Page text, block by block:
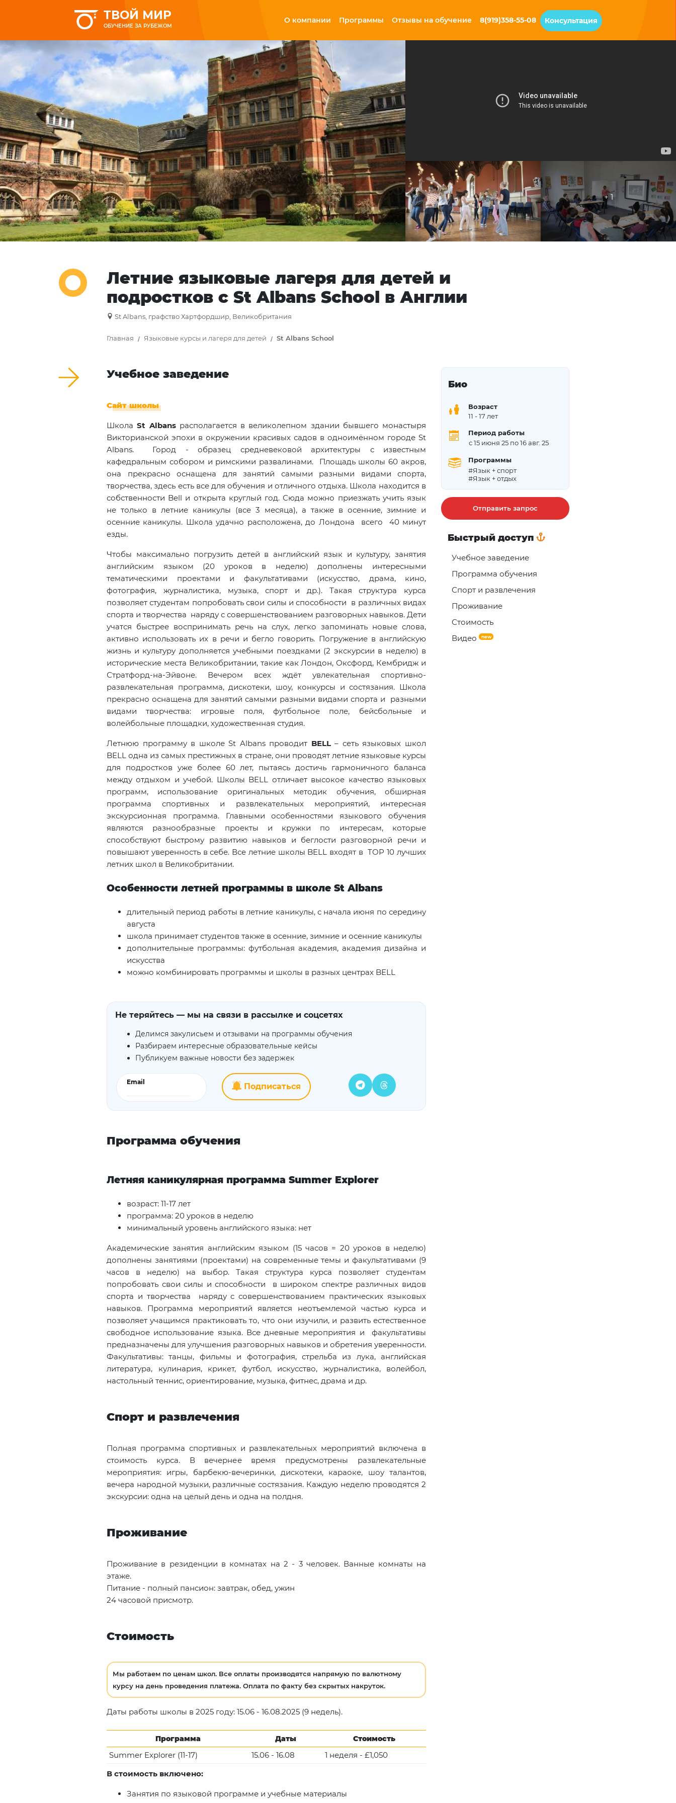
ТВОЙ МИР
ОБУЧЕНИЕ ЗА РУБЕЖОМ
О компании Программы Отзывы на обучение 8(919)358-55-08 Консультация
+ 1
Летние языковые лагеря для детей и
подростков с St Albans School в Англии
St Albans, графство Хартфордшир, Великобритания
Главная Языковые курсы и лагеря для детей St Albans School
Учебное заведение
Сайт школы
ШколаSt Albansрасполагается в великолепном здании бывшего монастыря
Викторианской эпохи в окружении красивых садов в одноимённом городе St
Albans. Город - образец средневековой архитектуры с известным
кафедральным собором и римскими развалинами. Площадь школы 60 акров,
она прекрасно оснащена для занятий самыми разными видами спорта,
творчества, здесь есть все для обучения и отличного отдыха. Школа находится в
собственности Bell и открыта круглый год. Сюда можно приезжать учить язык
не только в летние каникулы (все 3 месяца), а также в осенние, зимние и
осенние каникулы. Школа удачно расположена, до Лондона всего 40 минут
езды.
Чтобы максимально погрузить детей в английский язык и культуру, занятия
английским языком (20 уроков в неделю) дополнены интересными
тематическими проектами и факультативами (искусство, драма, кино,
фотография, журналистика, музыка, спорт и др.). Такая структура курса
позволяет студентам попробовать свои силы и способности в различных видах
спорта и творчества наряду с совершенствованием разговорных навыков. Дети
учатся быстрее воспринимать речь на слух, легко запоминать новые слова,
активно использовать их в речи и бегло говорить. Погружение в английскую
жизнь и культуру дополняется учебными поездками (2 экскурсии в неделю) в
исторические места Великобритании, такие как Лондон, Оксфорд, Кембридж и
Стратфорд-на-Эйвоне. Вечером всех ждёт увлекательная спортивно-
развлекательная программа, дискотеки, шоу, конкурсы и состязания. Школа
прекрасно оснащена для занятий самыми разными видами спорта и разными
видами творчества: игровые поля, футбольное поле, бейсбольные и
волейбольные площадки, художественная студия.
Летнюю программу в школе St Albans проводит BELL– сеть языковых школ
BELL одна из самых престижных в стране, они проводят летние языковые курсы
для подростков уже более 60 лет, пытаясь достичь гармоничного баланса
между отдыхом и учебой. Школы BELL отличает высокое качество языковых
программ, использование оригинальных методик обучения, обширная
программа спортивных и развлекательных мероприятий, интересная
экскурсионная программа. Главными особенностями языкового обучения
являются разнообразные проекты и кружки по интересам, которые
способствуют быстрому развитию навыков и беглости разговорной речи и
повышают уверенность в себе. Все летние школы BELL входят в TOP 10 лучших
летних школ в Великобритании.
Особенности летней программы в школе St Albans
длительный период работы в летние каникулы, с начала июня по середину
августа
школа принимает студентов также в осенние, зимние и осенние каникулы
дополнительные программы: футбольная академия, академия дизайна и
искусства
можно комбинировать программы и школы в разных центрах BELL
Не теряйтесь — мы на связи в рассылке и соцсетях
Делимся закулисьем и отзывами на программы обучения
Разбираем интересные образовательные кейсы
Публикуем важные новости без задержек
Email Подписаться
Программа обучения
Летняя каникулярная программа Summer Explorer
возраст: 11-17 лет
программа: 20 уроков в неделю
минимальный уровень английского языка: нет
Академические занятия английским языком (15 часов = 20 уроков в неделю)
дополнены занятиями (проектами) на современные темы и факультативами (9
часов в неделю) на выбор. Такая структура курса позволяет студентам
попробовать свои силы и способности в широком спектре различных видов
спорта и творчества наряду с совершенствованием практических языковых
навыков. Программа мероприятий является неотъемлемой частью курса и
позволяет учащимся практиковать то, что они изучили, и развить естественное
свободное использование языка. Все дневные мероприятия и факультативы
предназначены для улучшения разговорных навыков и обретения уверенности.
Факультативы: танцы, фильмы и фотография, стрельба из лука, английская
литература, кулинария, крикет, футбол, искусство, журналистика, волейбол,
настольный теннис, ориентирование, музыка, фитнес, драма и др.
Спорт и развлечения
Полная программа спортивных и развлекательных мероприятий включена в
стоимость курса. В вечернее время предусмотрены развлекательные
мероприятия: игры, барбекю-вечеринки, дискотеки, караоке, шоу талантов,
вечера народной музыки, различные состязания. Каждую неделю проводятся 2
экскурсии: одна на целый день и одна на полдня.
Проживание
Проживание в резиденции в комнатах на 2 - 3 человек. Ванные комнаты на
этаже.
Питание - полный пансион: завтрак, обед, ужин
24 часовой присмотр.
Стоимость
Мы работаем по ценам школ. Все оплаты производятся напрямую по валютному
курсу на день проведения платежа. Оплата по факту без скрытых накруток.
Даты работы школы в 2025 году: 15.06 - 16.08.2025 (9 недель).
Программа Даты Стоимость
Summer Explorer (11-17) 15.06 - 16.08
1 неделя - £1,050
В стоимость включено:
Занятия по языковой программе и учебные материалы
Био
Возраст
11 - 17 лет
Период работы
с 15 июня 25 по 16 авг. 25
Программы
#Язык + спорт
#Язык + отдых
Отправить запрос
Быстрый доступ
Учебное заведение
Программа обучения
Спорт и развлечения
Проживание
Стоимость
Видео
new